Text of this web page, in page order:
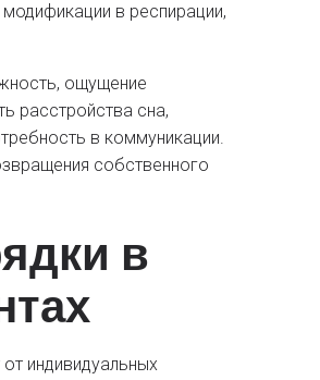
в респирации,
ощущение
расстройства сна,
в коммуникации.
собственного
в
индивидуальных